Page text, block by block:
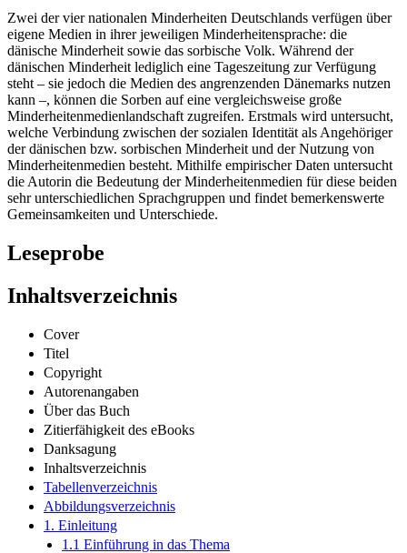
Zwei der vier nationalen Minderheiten Deutschlands verfügen über
eigene Medien in ihrer jeweiligen Minderheitensprache: die
dänische Minderheit sowie das sorbische Volk. Während der
dänischen Minderheit lediglich eine Tageszeitung zur Verfügung
steht – sie jedoch die Medien des angrenzenden Dänemarks nutzen
kann –, können die Sorben auf eine vergleichsweise große
Minderheitenmedienlandschaft zugreifen. Erstmals wird untersucht,
welche Verbindung zwischen der sozialen Identität als Angehöriger
der dänischen bzw. sorbischen Minderheit und der Nutzung von
Minderheitenmedien besteht. Mithilfe empirischer Daten untersucht
die Autorin die Bedeutung der Minderheitenmedien für diese beiden
sehr unterschiedlichen Sprachgruppen und findet bemerkenswerte
Gemeinsamkeiten und Unterschiede.
Leseprobe
Inhaltsverzeichnis
Cover
Titel
Copyright
Autorenangaben
Über das Buch
Zitierfähigkeit des eBooks
Danksagung
Inhaltsverzeichnis
Tabellenverzeichnis
Abbildungsverzeichnis
1. Einleitung
1.1 Einführung in das Thema